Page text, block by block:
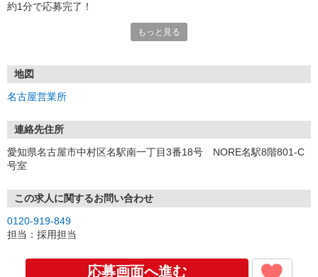
約1分で応募完了！
①応募から3営業日を目安に、メールorお電話でご連絡します。
★スマホでWEB面接（LINEなど）・出張面接・事務所面接と選べま
す
③面接実施（履歴書不要）
④勤務開始（スタート日は応相談）
お気軽にご応募ください♪
もっと見る
地図
名古屋営業所
連絡先住所
愛知県名古屋市中村区名駅南一丁目3番18号 NORE名駅8階801-C
号室
この求人に関するお問い合わせ
0120-919-849
担当：採用担当
応募画面へ進む